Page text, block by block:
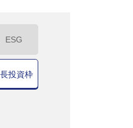
ESG
投資枠